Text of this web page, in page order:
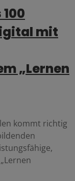
mit
„Lernen
kommt richtig